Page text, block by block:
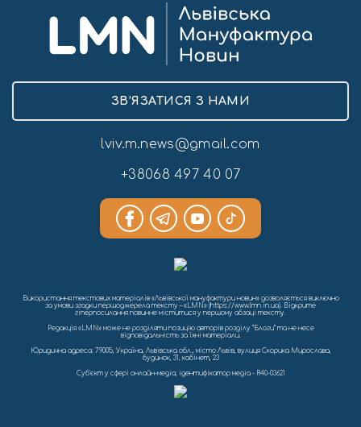
ЗВ’ЯЗАТИСЯ З НАМИ
lviv.m.news@gmail.com
+38068 497 40 07
Використання текстових матеріалів «Львівської мануфактури новин» дозволяється виключно
за умови згадки першоджерела тексту – «LMN» (https://www.lmn.in.ua). Відкрите
гіперпосилання повинне міститися у першому абзаці тексту.
Редакція «LMN» може не розділяти позицію авторів розділу “Блоги” та не несе
відповідальність за їхні матеріали.
Юридична адреса: 79005, Україна, Львівська обл., місто Львів, вулиця Скорика Мирослава,
будинок, 31, кабінет, 23
Cуб'єкт у сфері онлайн-медіа; ідентифікатор медіа - R40-03621